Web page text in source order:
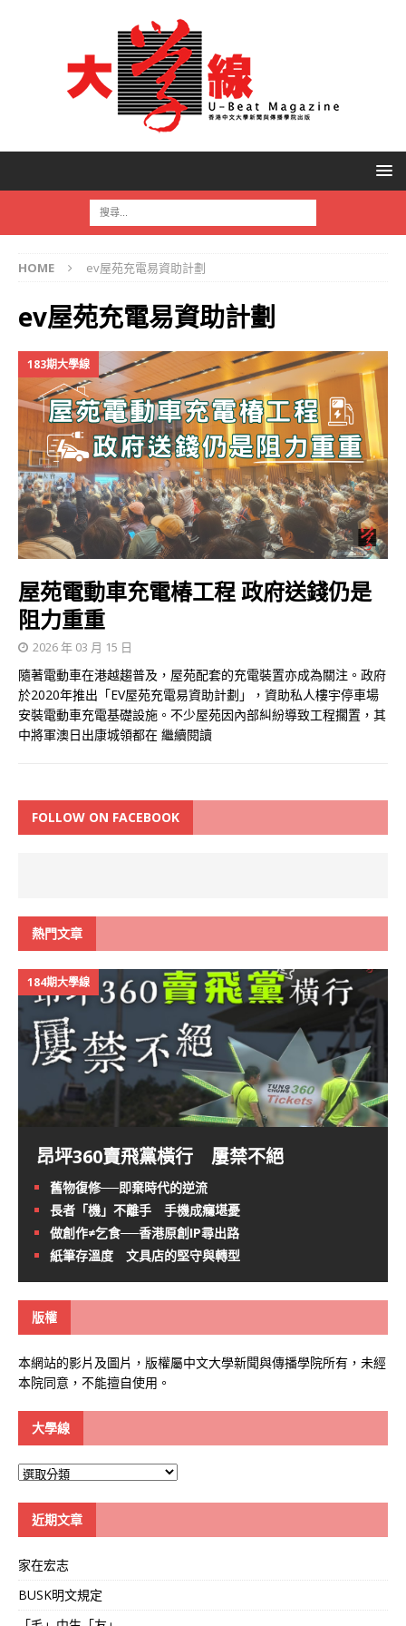
HOME ev屋苑充電易資助計劃
ev屋苑充電易資助計劃
183期大學線
屋苑電動車充電椿工程 政府送錢仍是
阻力重重
2026 年 03 月 15 日
隨著電動車在港越趨普及，屋苑配套的充電裝置亦成為關注。政府
於2020年推出「EV屋苑充電易資助計劃」，資助私人樓宇停車場
安裝電動車充電基礎設施。不少屋苑因內部糾紛導致工程擱置，其
中將軍澳日出康城領都在 繼續閱讀
FOLLOW ON FACEBOOK
熱門文章
184期大學線
昂坪360賣飛黨橫行 屢禁不絕
舊物復修──即棄時代的逆流
長者「機」不離手 手機成癮堪憂
做創作≠乞食──香港原創IP尋出路
紙筆存溫度 文具店的堅守與轉型
版權
本網站的影片及圖片，版權屬中文大學新聞與傳播學院所有，未經
本院同意，不能擅自使用。
大學線
大
近期文章
家在宏志
BUSK明文規定